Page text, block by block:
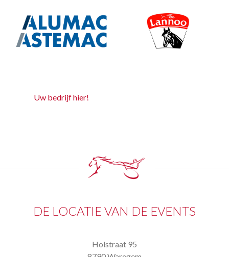
Uw bedrijf hier!
DE LOCATIE VAN DE EVENTS
Holstraat 95